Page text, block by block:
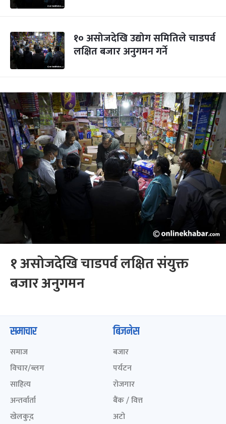
१० असोजदेखि उद्योग समितिले चाडपर्व
लक्षित बजार अनुगमन गर्ने
१ असोजदेखि चाडपर्व लक्षित संयुक्त
बजार अनुगमन
समाचार
समाज
विचार/ब्लग
साहित्य
अन्तर्वार्ता
खेलकुद़़
बिजनेस
बजार
पर्यटन
रोजगार
बैंक / वित्त
अटो